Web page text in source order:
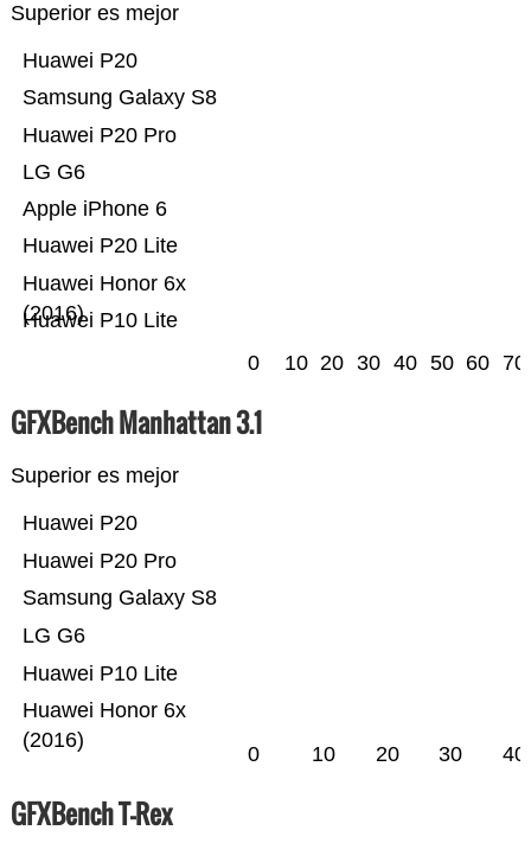
Superior es mejor
Huawei P10 Lite
Huawei Honor 6x
(2016)
Huawei P20 Lite
Apple iPhone 6
LG G6
Huawei P20 Pro
Samsung Galaxy S8
Huawei P20
0 10 20 30 40 50 60 70
GFXBench Manhattan 3.1
Superior es mejor
Huawei Honor 6x
(2016)
Huawei P10 Lite
LG G6
Samsung Galaxy S8
Huawei P20 Pro
Huawei P20
0 10 20 30 40
GFXBench T-Rex